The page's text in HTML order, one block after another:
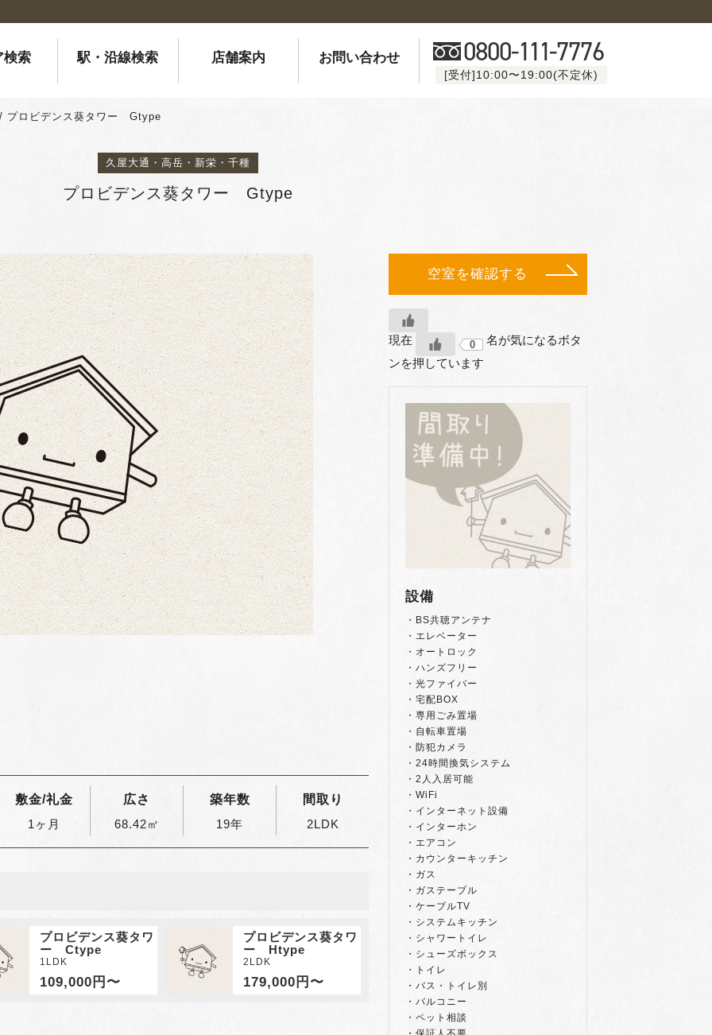
検索 駅・沿線検索 店舗案内 お問い合わせ 0800-111-7776
[受付]10:00〜19:00(不定休)
プロビデンス葵タワー Gtype
久屋大通・高岳・新栄・千種
プロビデンス葵タワー Gtype
敷金/礼金
1ヶ月
広さ
68.42㎡
築年数
19年
間取り
2LDK
プロビデンス葵タワ
ー Ctype
1LDK
109,000円〜
プロビデンス葵タワ
ー Htype
2LDK
179,000円〜
空室を確認する
現在 0
名が気になるボタ
ンを押しています
設備
・BS共聴アンテナ
・エレベーター
・オートロック
・ハンズフリー
・光ファイバー
・宅配BOX
・専用ごみ置場
・自転車置場
・防犯カメラ
・24時間換気システム
・2人入居可能
・WiFi
・インターネット設備
・インターホン
・エアコン
・カウンターキッチン
・ガス
・ガステーブル
・ケーブルTV
・システムキッチン
・シャワートイレ
・シューズボックス
・トイレ
・バス・トイレ別
・バルコニー
・ペット相談